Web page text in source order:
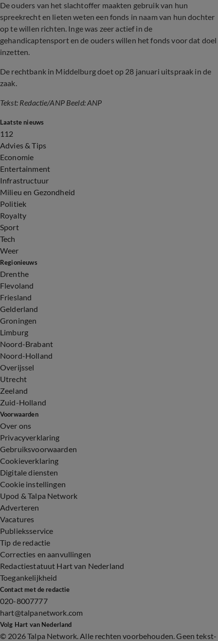
De ouders van het slachtoffer maakten gebruik van hun
spreekrecht en lieten weten een fonds in naam van hun dochter
op te willen richten. Inge was zeer actief in de
gehandicaptensport en de ouders willen het fonds voor dat doel
inzetten.
De rechtbank in Middelburg doet op 28 januari uitspraak in de
zaak.
Tekst: Redactie/ANP Beeld: ANP
Laatste nieuws
112
Advies & Tips
Economie
Entertainment
Infrastructuur
Milieu en Gezondheid
Politiek
Royalty
Sport
Tech
Weer
Regionieuws
Drenthe
Flevoland
Friesland
Gelderland
Groningen
Limburg
Noord-Brabant
Noord-Holland
Overijssel
Utrecht
Zeeland
Zuid-Holland
Voorwaarden
Over ons
Privacyverklaring
Gebruiksvoorwaarden
Cookieverklaring
Digitale diensten
Cookie instellingen
Upod & Talpa Network
Adverteren
Vacatures
Publieksservice
Tip de redactie
Correcties en aanvullingen
Redactiestatuut Hart van Nederland
Toegankelijkheid
Contact met de redactie
020-8007777
hart@talpanetwork.com
Volg Hart van Nederland
© 2026 Talpa Network. Alle rechten voorbehouden. Geen tekst-